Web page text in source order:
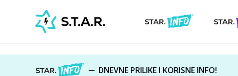
DNEVNE PRILIKE I KORISNE INFO!